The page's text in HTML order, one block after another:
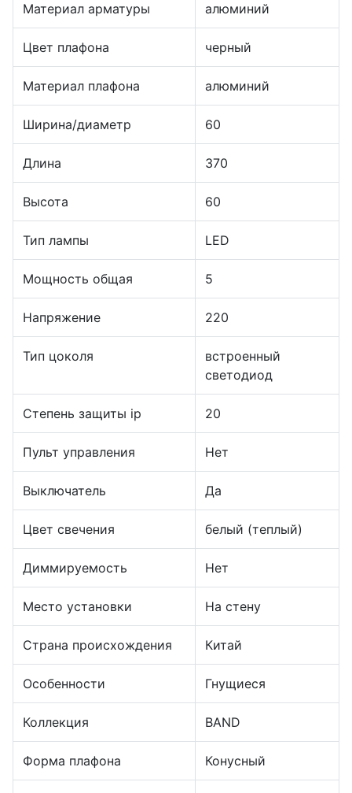
Материал арматуры алюминий
Цвет плафона черный
Материал плафона алюминий
Ширина/диаметр 60
Длина 370
Высота 60
Тип лампы LED
Мощность общая 5
Напряжение 220
Тип цоколя
встроенный
светодиод
Степень защиты ip 20
Пульт управления Нет
Выключатель Да
Цвет свечения белый (теплый)
Диммируемость Нет
Место установки На стену
Страна происхождения Китай
Особенности Гнущиеся
Коллекция BAND
Форма плафона Конусный